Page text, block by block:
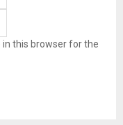
in this browser for the